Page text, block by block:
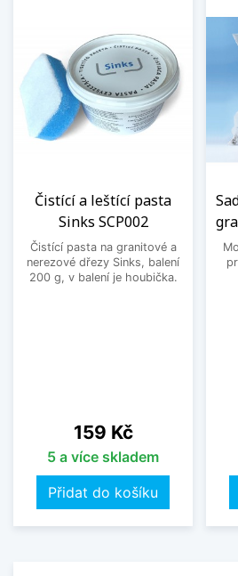
Čistící a leštící pasta
Sinks SCP002
Čistící pasta na granitové a
nerezové dřezy Sinks, balení
200 g, v balení je houbička.
Cena
159 Kč
5 a více skladem
Přidat do košíku